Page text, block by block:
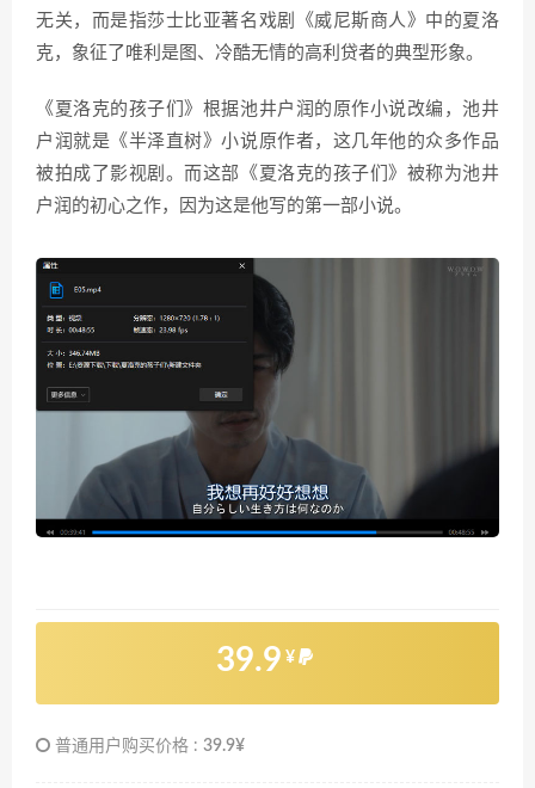
无关，而是指莎士比亚著名戏剧《威尼斯商人》中的夏洛
克，象征了唯利是图、冷酷无情的高利贷者的典型形象。
《夏洛克的孩子们》根据池井户润的原作小说改编，池井
户润就是《半泽直树》小说原作者，这几年他的众多作品
被拍成了影视剧。而这部《夏洛克的孩子们》被称为池井
户润的初心之作，因为这是他写的第一部小说。
39.9 ¥
普通用户购买价格 : 39.9¥